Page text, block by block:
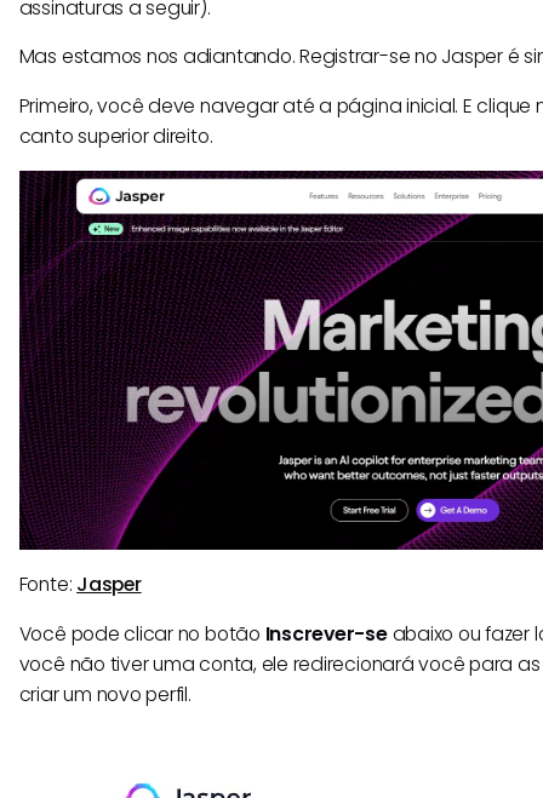
assinaturas a seguir).
Mas estamos nos adiantando. Registrar-se no Jasper é
Primeiro, você deve navegar até a página inicial. E
canto superior direito.
Fonte: Jasper
Você pode clicar no botão Inscrever-seabaixo ou fazer
você não tiver uma conta, ele redirecionará você para
criar um novo perfil.